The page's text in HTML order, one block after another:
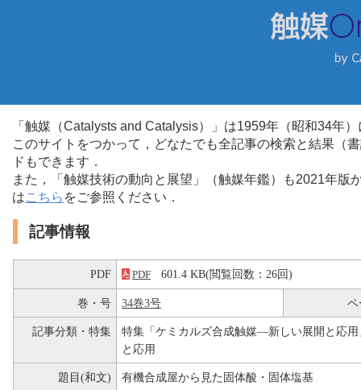
「触媒（Catalysts and Catalysis）」は1959年（昭和34年
このサイトをつかって，どなたでも全記事の検索と結果（
ドもできます．
また，「触媒技術の動向と展望」（触媒年鑑）も2021年
はこちら をご参照ください．
記事情報
PDF PDF 601.4 KB(閲覧回数：26回)
巻・号 34巻3号 ペ
記事分類・特集
特集「ケミカルズ合成触媒―新しい展開と応
と応用
題目(和文) 有機合成屋から見た固体酸・固体塩基